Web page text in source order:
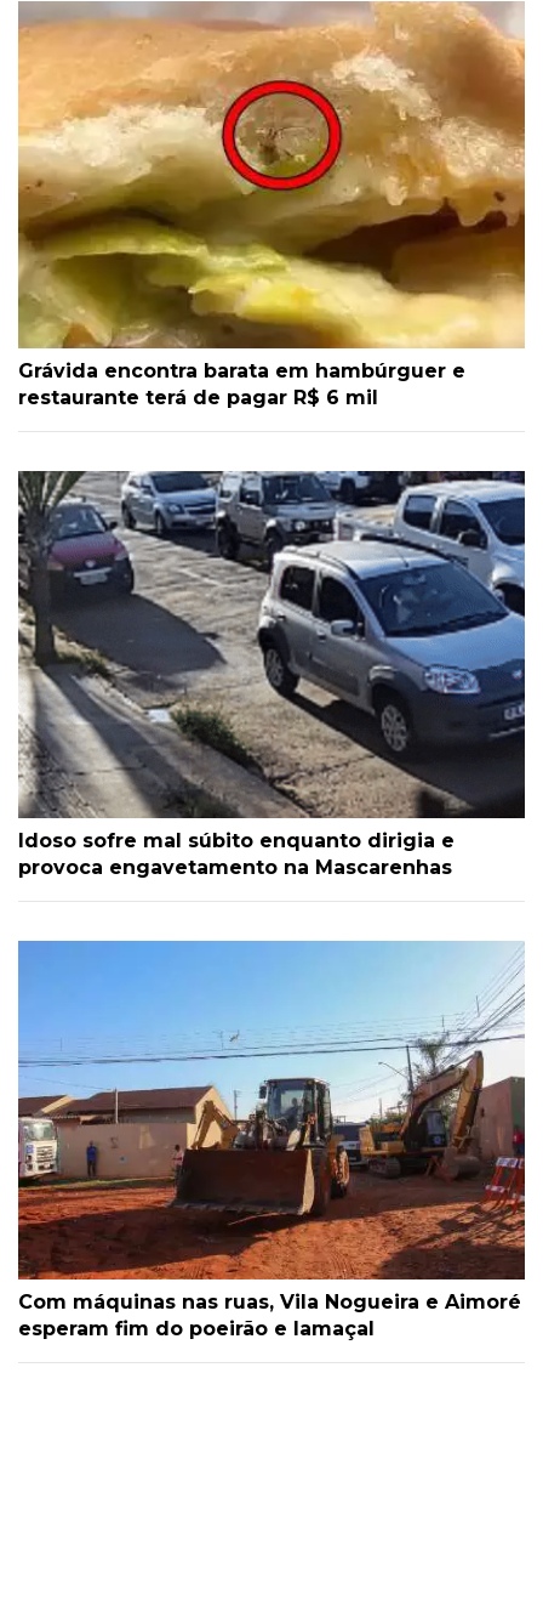
Grávida encontra barata em hambúrguer e
restaurante terá de pagar R$ 6 mil
Idoso sofre mal súbito enquanto dirigia e
provoca engavetamento na Mascarenhas
Com máquinas nas ruas, Vila Nogueira e Aimoré
esperam fim do poeirão e lamaçal